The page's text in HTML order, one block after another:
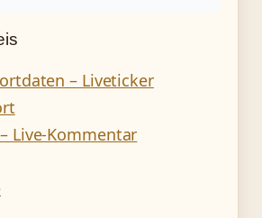
– Liveticker
Live-Kommentar